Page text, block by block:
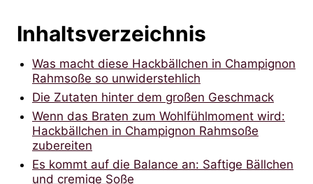
Inhaltsverzeichnis
Was macht diese Hackbällchen in Champignon
Rahmsoße so unwiderstehlich
Die Zutaten hinter dem großen Geschmack
Wenn das Braten zum Wohlfühlmoment wird:
Hackbällchen in Champignon Rahmsoße
zubereiten
Es kommt auf die Balance an: Saftige Bällchen
und cremige Soße